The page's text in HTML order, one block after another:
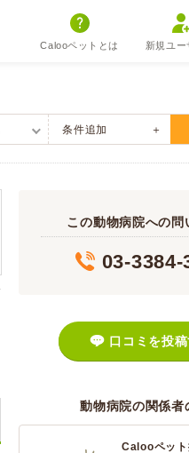
Calooペットとは 新規ユー
条件追加
この動物病院への問
03-3384-
口コミを投
動物病院の関係者
Calooペッ